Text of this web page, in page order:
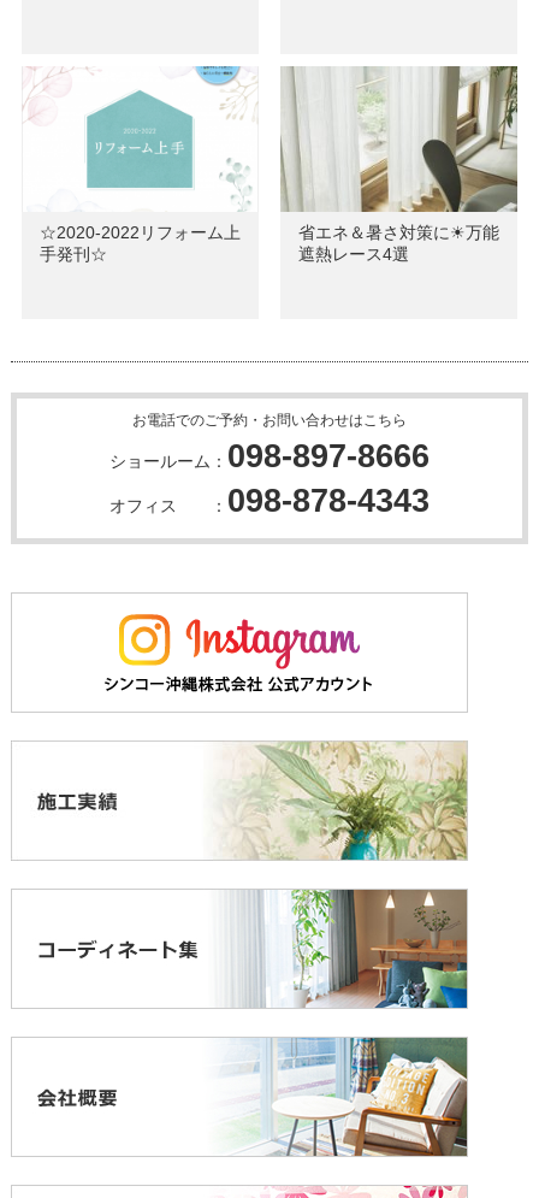
☆2020-2022リフォーム上
手発刊☆
省エネ＆暑さ対策に☀万能
遮熱レース4選
お電話でのご予約・お問い合わせはこちら
ショールーム： 098-897-8666
オフィス ： 098-878-4343